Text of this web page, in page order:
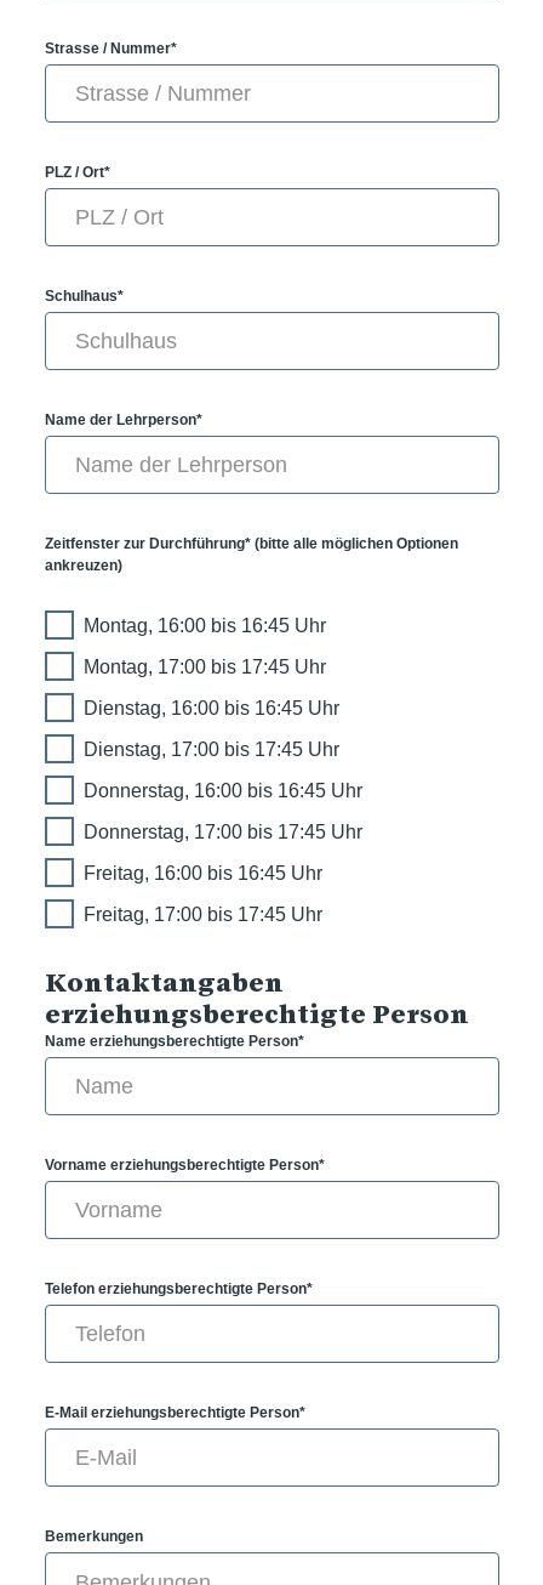
Strasse / Nummer*
PLZ / Ort*
Schulhaus*
Name der Lehrperson*
Zeitfenster zur Durchführung* (bitte alle möglichen Optionen
ankreuzen)
Montag, 16:00 bis 16:45 Uhr
Montag, 17:00 bis 17:45 Uhr
Dienstag, 16:00 bis 16:45 Uhr
Dienstag, 17:00 bis 17:45 Uhr
Donnerstag, 16:00 bis 16:45 Uhr
Donnerstag, 17:00 bis 17:45 Uhr
Freitag, 16:00 bis 16:45 Uhr
Freitag, 17:00 bis 17:45 Uhr
Kontaktangaben
erziehungsberechtigte Person
Name erziehungsberechtigte Person*
Vorname erziehungsberechtigte Person*
Telefon erziehungsberechtigte Person*
E-Mail erziehungsberechtigte Person*
Bemerkungen